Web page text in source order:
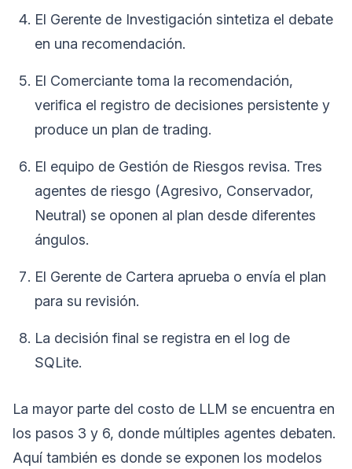
El Gerente de Investigación sintetiza el debate
en una recomendación.
El Comerciante toma la recomendación,
verifica el registro de decisiones persistente y
produce un plan de trading.
El equipo de Gestión de Riesgos revisa. Tres
agentes de riesgo (Agresivo, Conservador,
Neutral) se oponen al plan desde diferentes
ángulos.
El Gerente de Cartera aprueba o envía el plan
para su revisión.
La decisión final se registra en el log de
SQLite.
La mayor parte del costo de LLM se encuentra en
los pasos 3 y 6, donde múltiples agentes debaten.
Aquí también es donde se exponen los modelos